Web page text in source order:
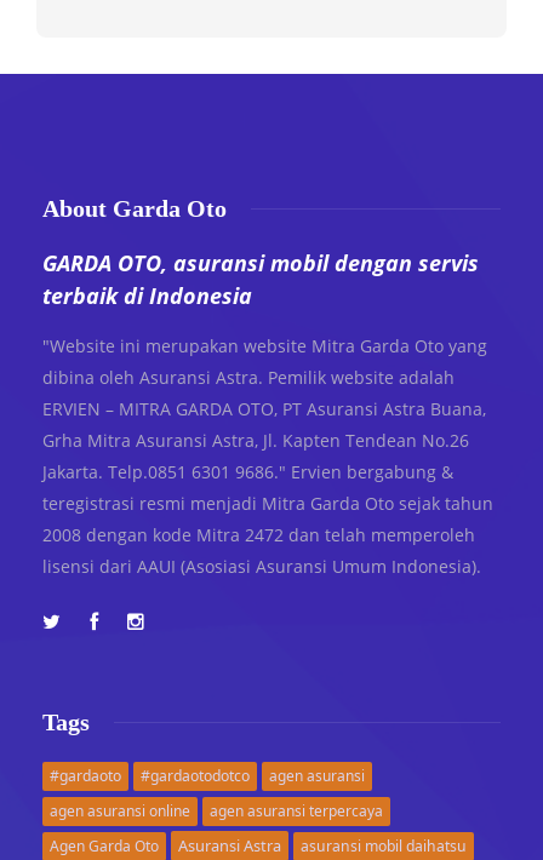
About Garda Oto
GARDA OTO, asuransi mobil dengan servis
terbaik di Indonesia
"Website ini merupakan website Mitra Garda Oto yang
dibina oleh Asuransi Astra. Pemilik website adalah
ERVIEN – MITRA GARDA OTO, PT Asuransi Astra Buana,
Grha Mitra Asuransi Astra, Jl. Kapten Tendean No.26
Jakarta. Telp.0851 6301 9686." Ervien bergabung &
teregistrasi resmi menjadi Mitra Garda Oto sejak tahun
2008 dengan kode Mitra 2472 dan telah memperoleh
lisensi dari AAUI (Asosiasi Asuransi Umum Indonesia).
Tags
#gardaoto #gardaotodotco
agen asuransi
agen asuransi online
agen asuransi terpercaya
Agen Garda Oto
Asuransi Astra
asuransi mobil daihatsu